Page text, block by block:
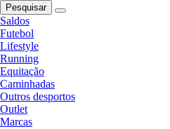
Pesquisar
Saldos
Futebol
Lifestyle
Running
Equitação
Caminhadas
Outros desportos
Outlet
Marcas